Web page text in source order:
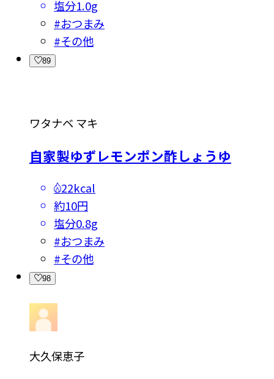
塩分1.0g
#おつまみ
#その他
89
ワタナベ マキ
自家製ゆずレモンポン酢しょうゆ
22kcal
約10円
塩分0.8g
#おつまみ
#その他
98
大久保恵子